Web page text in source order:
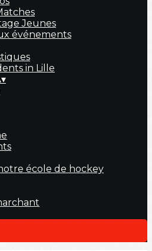
Jeunes
événements
in Lille
▾
école de hockey